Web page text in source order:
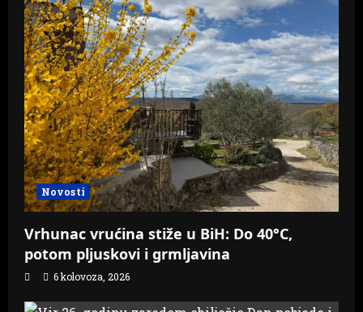
Novosti
Vrhunac vrućina stiže u BiH: Do 40°C,
potom pljuskovi i grmljavina
6 kolovoza, 2026